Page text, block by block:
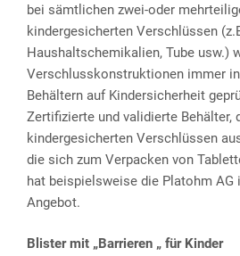
bei sämtlichen zwei-oder
kindergesicherten Verschlüssen
Haushaltschemikalien, Tube usw.)
Verschlusskonstruktionen immer
Behältern auf Kindersicherheit
Zertifizierte und validierte Behälter,
kindergesicherten Verschlüssen
die sich zum Verpacken von
hat beispielsweise die Platohm AG
Angebot.
Blister mit „Barrieren „ für Kinder